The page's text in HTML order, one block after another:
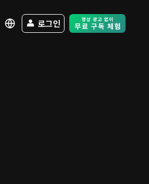
로그인 Free Trial -